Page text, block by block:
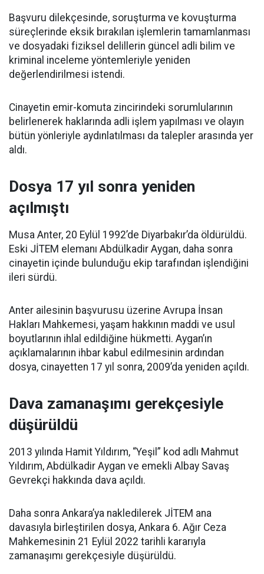
Başvuru dilekçesinde, soruşturma ve kovuşturma
süreçlerinde eksik bırakılan işlemlerin tamamlanması
ve dosyadaki fiziksel delillerin güncel adli bilim ve
kriminal inceleme yöntemleriyle yeniden
değerlendirilmesi istendi.
Cinayetin emir-komuta zincirindeki sorumlularının
belirlenerek haklarında adli işlem yapılması ve olayın
bütün yönleriyle aydınlatılması da talepler arasında yer
aldı.
Dosya 17 yıl sonra yeniden
açılmıştı
Musa Anter, 20 Eylül 1992’de Diyarbakır’da öldürüldü.
Eski JİTEM elemanı Abdülkadir Aygan, daha sonra
cinayetin içinde bulunduğu ekip tarafından işlendiğini
ileri sürdü.
Anter ailesinin başvurusu üzerine Avrupa İnsan
Hakları Mahkemesi, yaşam hakkının maddi ve usul
boyutlarının ihlal edildiğine hükmetti. Aygan’ın
açıklamalarının ihbar kabul edilmesinin ardından
dosya, cinayetten 17 yıl sonra, 2009’da yeniden açıldı.
Dava zamanaşımı gerekçesiyle
düşürüldü
2013 yılında Hamit Yıldırım, “Yeşil” kod adlı Mahmut
Yıldırım, Abdülkadir Aygan ve emekli Albay Savaş
Gevrekçi hakkında dava açıldı.
Daha sonra Ankara’ya nakledilerek JİTEM ana
davasıyla birleştirilen dosya, Ankara 6. Ağır Ceza
Mahkemesinin 21 Eylül 2022 tarihli kararıyla
zamanaşımı gerekçesiyle düşürüldü.